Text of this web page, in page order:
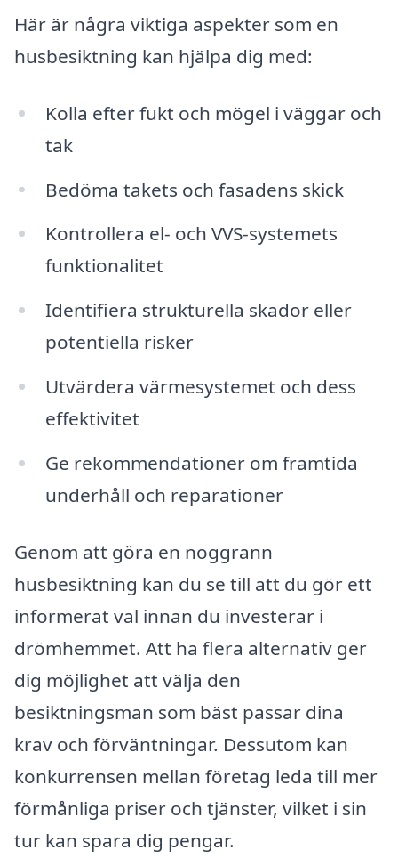
Här är några viktiga aspekter som en
husbesiktning kan hjälpa dig med:
Kolla efter fukt och mögel i väggar och
tak
Bedöma takets och fasadens skick
Kontrollera el- och VVS-systemets
funktionalitet
Identifiera strukturella skador eller
potentiella risker
Utvärdera värmesystemet och dess
effektivitet
Ge rekommendationer om framtida
underhåll och reparationer
Genom att göra en noggrann
husbesiktning kan du se till att du gör ett
informerat val innan du investerar i
drömhemmet. Att ha flera alternativ ger
dig möjlighet att välja den
besiktningsman som bäst passar dina
krav och förväntningar. Dessutom kan
konkurrensen mellan företag leda till mer
förmånliga priser och tjänster, vilket i sin
tur kan spara dig pengar.